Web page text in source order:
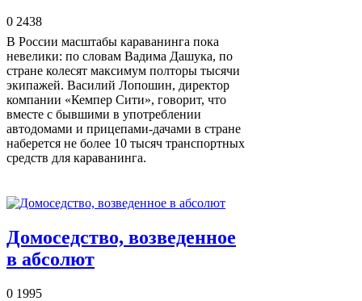
0 2438
В России масштабы караванинга пока
невелики: по словам Вадима Дашука, по
стране колесят максимум полторы тысячи
экипажей. Василий Лопошин, директор
компании «Кемпер Сити», говорит, что
вместе с бывшими в употреблении
автодомами и прицепами-дачами в стране
наберется не более 10 тысяч транспортных
средств для караванинга.
Домоседство, возведенное
в абсолют
0 1995